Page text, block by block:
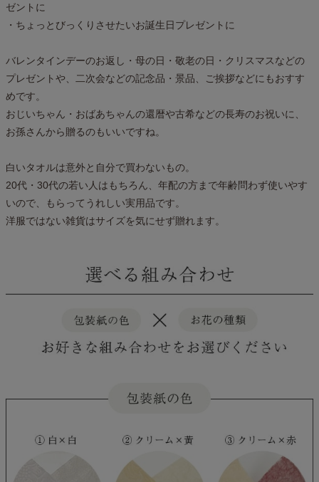
ゼントに
・ちょっとびっくりさせたいお誕生日プレゼントに
バレンタインデーのお返し・母の日・敬老の日・クリスマスなどの
プレゼントや、二次会などの記念品・景品、ご挨拶などにもおすす
めです。
おじいちゃん・おばあちゃんの還暦や古希などの長寿のお祝いに、
お孫さんから贈るのもいいですね。
白いタオルは意外と自分で買わないもの。
20代・30代の若い人はもちろん、年配の方まで年齢問わず使いやす
いので、もらってうれしい実用品です。
洋服ではない雑貨はサイズを気にせず贈れます。